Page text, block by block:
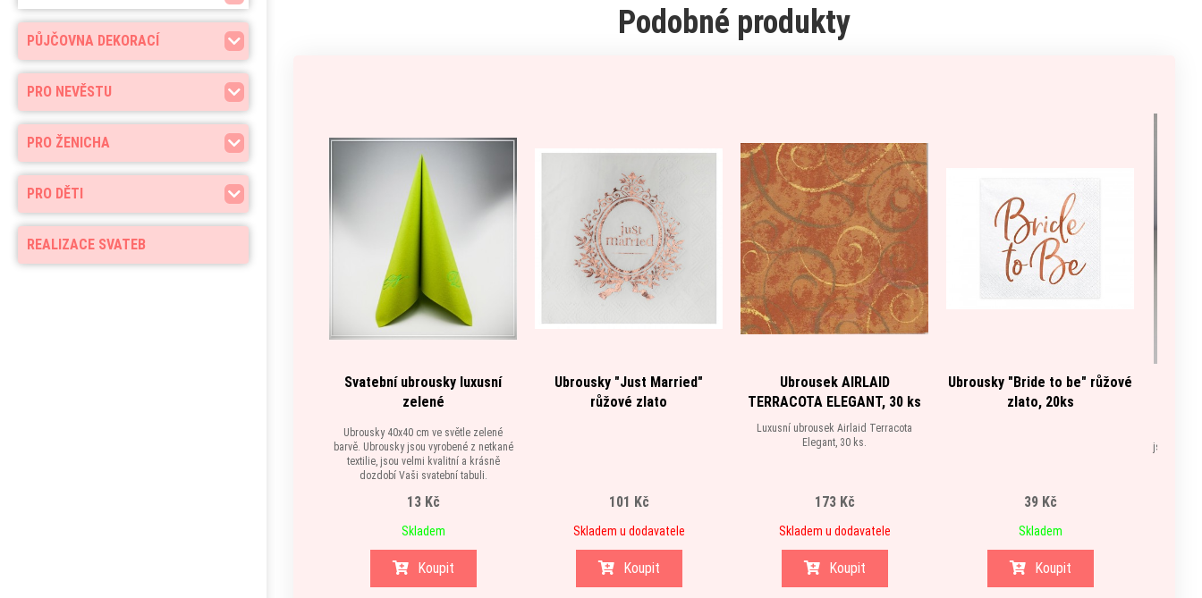
PŮJČOVNA DEKORACÍ
PRO NEVĚSTU
PRO ŽENICHA
PRO DĚTI
REALIZACE SVATEB
Podobné produkty
Svatební ubrousky luxusní
zelené
Ubrousky 40x40 cm ve světle zelené
barvě. Ubrousky jsou vyrobené z netkané
textilie, jsou velmi kvalitní a krásně
dozdobí Vaši svatební tabuli.
13 Kč
Skladem
Koupit
Ubrousky "Just Married"
růžové zlato
101 Kč
Skladem u dodavatele
Koupit
Ubrousek AIRLAID
TERRACOTA ELEGANT, 30 ks
Luxusní ubrousek Airlaid Terracota
Elegant, 30 ks.
173 Kč
Skladem u dodavatele
Koupit
Ubrousky "Bride to be" růžové
zlato, 20ks
39 Kč
Skladem
Koupit
jsou